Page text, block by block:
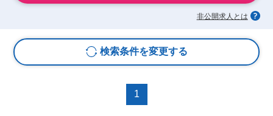
非公開求人とは
検索条件を変更する
1